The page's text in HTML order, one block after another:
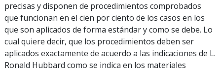
precisas y disponen de procedimientos comprobados
que funcionan en el cien por ciento de los casos en los
que son aplicados de forma estándar y como se debe. Lo
cual quiere decir, que los procedimientos deben ser
aplicados exactamente de acuerdo a las indicaciones de L.
Ronald Hubbard como se indica en los materiales